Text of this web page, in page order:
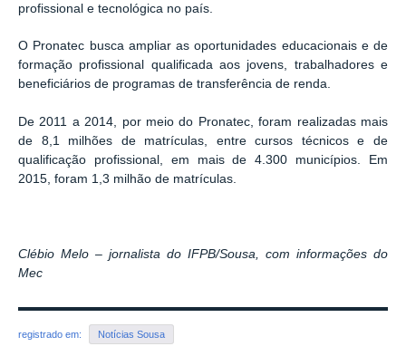
profissional e tecnológica no país.
O Pronatec busca ampliar as oportunidades educacionais e de
formação profissional qualificada aos jovens, trabalhadores e
beneficiários de programas de transferência de renda.
De 2011 a 2014, por meio do Pronatec, foram realizadas mais
de 8,1 milhões de matrículas, entre cursos técnicos e de
qualificação profissional, em mais de 4.300 municípios. Em
2015, foram 1,3 milhão de matrículas.
Clébio Melo – jornalista do IFPB/Sousa, com informações do
Mec
registrado em: Notícias Sousa